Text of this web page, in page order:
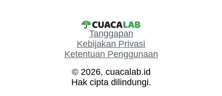
Tanggapan
Kebijakan Privasi
Ketentuan Penggunaan
© 2026, cuacalab.id
Hak cipta dilindungi.